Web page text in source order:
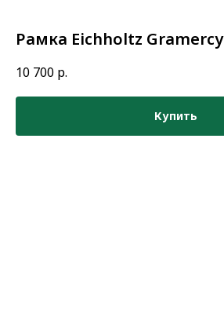
Рамка Eichholtz Gramercy
10 700 р.
Купить